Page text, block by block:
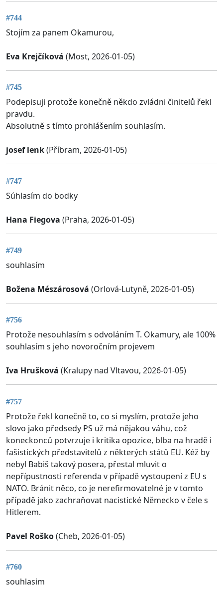
#744
Stojím za panem Okamurou,
Eva Krejčíková (Most, 2026-01-05)
#745
Podepisuji protože konečně někdo zvládni činitelů řekl
pravdu.
Absolutně s tímto prohlášením souhlasím.
josef lenk(Příbram, 2026-01-05)
#747
Súhlasím do bodky
Hana Fiegova (Praha, 2026-01-05)
#749
souhlasím
Božena Mészárosová (Orlová-Lutyně, 2026-01-05)
#756
Protože nesouhlasím s odvoláním T. Okamury, ale 100%
souhlasím s jeho novoročním projevem
Iva Hrušková (Kralupy nad Vltavou, 2026-01-05)
#757
Protože řekl konečně to, co si myslím, protože jeho
slovo jako předsedy PS už má nějakou váhu, což
koneckonců potvrzuje i kritika opozice, blba na hradě i
fašistických představitelů z některých států EU. Kéž by
nebyl Babiš takový posera, přestal mluvit o
nepřípustnosti referenda v případě vystoupení z EU s
NATO. Bránit něco, co je nerefirmovatelné je v tomto
případě jako zachraňovat nacistické Německo v čele s
Hitlerem.
Pavel Roško(Cheb, 2026-01-05)
#760
souhlasim